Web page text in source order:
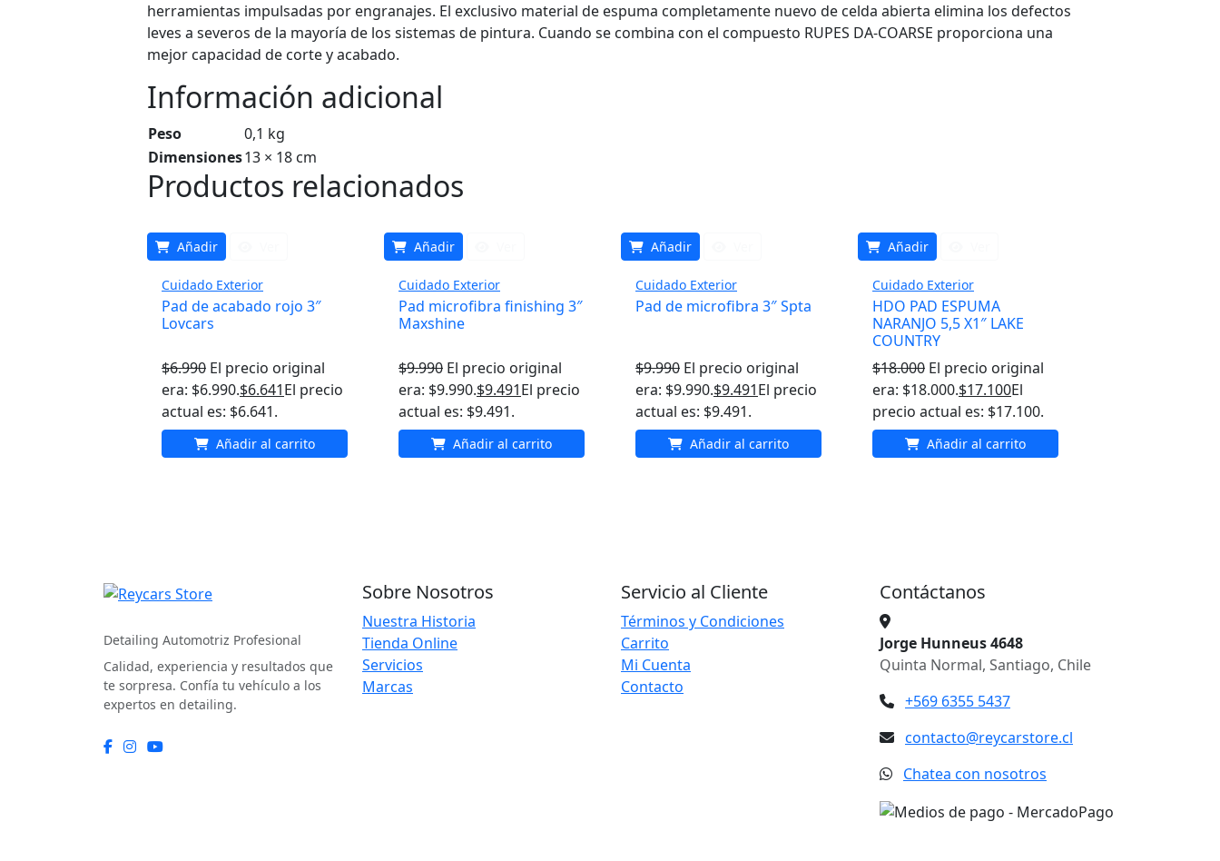
herramientas impulsadas por engranajes. El exclusivo material de espuma completamente nuevo de celda abierta elimina los defectos
leves a severos de la mayoría de los sistemas de pintura. Cuando se combina con el compuesto RUPES DA-COARSE proporciona una
mejor capacidad de corte y acabado.
Información adicional
Peso
0,1 kg
Dimensiones13 × 18 cm
Productos relacionados
Añadir
Cuidado Exterior
Pad de acabado rojo 3″
Lovcars
$6.990 El precio original
era: $6.990.$6.641El precio
actual es: $6.641.
Añadir al carrito
Añadir
Cuidado Exterior
Pad microfibra finishing 3″
Maxshine
$9.990 El precio original
era: $9.990.$9.491El precio
actual es: $9.491.
Añadir al carrito
Añadir
Cuidado Exterior
Pad de microfibra 3″ Spta
$9.990 El precio original
era: $9.990.$9.491El precio
actual es: $9.491.
Añadir al carrito
Añadir
Cuidado Exterior
HDO PAD ESPUMA
NARANJO 5,5 X1″ LAKE
COUNTRY
$18.000 El precio original
era: $18.000.$17.100El
precio actual es: $17.100.
Añadir al carrito
Detailing Automotriz Profesional
Calidad, experiencia y resultados que
te sorpresa. Confía tu vehículo a los
expertos en detailing.
Sobre Nosotros
Nuestra Historia
Tienda Online
Servicios
Marcas
Servicio al Cliente
Términos y Condiciones
Carrito
Mi Cuenta
Contacto
Contáctanos
Jorge Hunneus 4648
Quinta Normal, Santiago, Chile
+569 6355 5437
contacto@reycarstore.cl
Chatea con nosotros